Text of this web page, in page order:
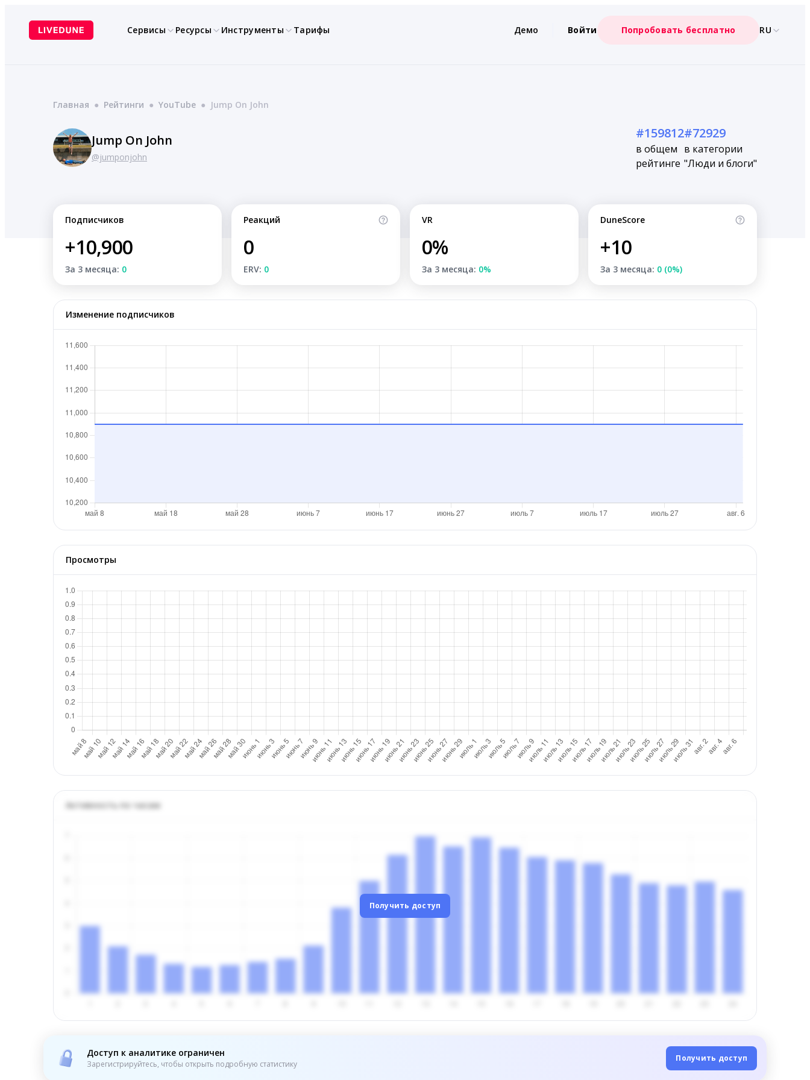
содержимому
Сервисы Ресурсы Инструменты Тарифы Демо Войти Попробовать бесплатно RU
Главная ● Рейтинги ● YouTube ● Jump On John
Jump On John
@jumponjohn
#159812
в общем
рейтинге
#72929
в категории
"Люди и блоги"
Подписчиков
+10,900
За 3 месяца: 0
Реакций
0
ERV: 0
VR
0%
За 3 месяца: 0%
DuneScore
+10
За 3 месяца: 0 (0%)
Изменение подписчиков
Просмотры
Активность по часам
Получить доступ
Доступ к аналитике ограничен
Зарегистрируйтесь, чтобы открыть подробную статистику
Получить доступ